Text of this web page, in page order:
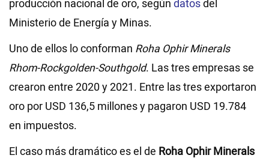
producción nacional de oro, según datosdel
Ministerio de Energía y Minas.
Uno de ellos lo conforman Roha Ophir Minerals
Rhom-Rockgolden-Southgold. Las tres empresas se
crearon entre 2020 y 2021. Entre las tres exportaron
oro por USD 136,5 millones y pagaron USD 19.784
en impuestos.
El caso más dramático es el de Roha Ophir Minerals